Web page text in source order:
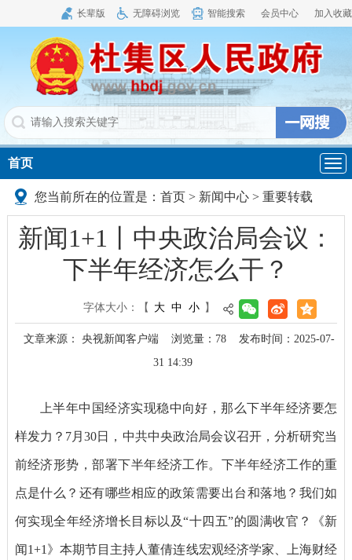
长辈版 无障碍浏览 智能搜索 会员中心 加入收藏
导
航
首页
您当前所在的位置是： 首页> 新闻中心 > 重要转载
新闻1+1丨中央政治局会议：
下半年经济怎么干？
字体大小： 【 大 中 小 】
文章来源： 央视新闻客户端 浏览量： 78
发布时间：2025-07-
31 14:39
上半年中国经济实现稳中向好，那么下半年经济要怎
样发力？7月30日，中共中央政治局会议召开，分析研究当
前经济形势，部署下半年经济工作。下半年经济工作的重
点是什么？还有哪些相应的政策需要出台和落地？我们如
何实现全年经济增长目标以及“十四五”的圆满收官？《新
闻1+1》本期节目主持人董倩连线宏观经济学家、上海财经